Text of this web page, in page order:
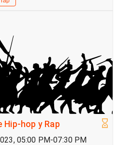
Hip-hop y Rap
05:00 PM-07:30 PM